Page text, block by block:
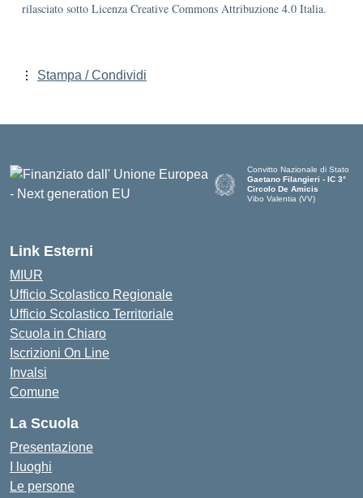
rilasciato sotto Licenza Creative Commons Attribuzione 4.0 Italia.
Stampa / Condividi
Convitto Nazionale di Stato
Gaetano Filangieri - IC 3°
Circolo De Amicis
Vibo Valentia (VV)
Link Esterni
MIUR
Ufficio Scolastico Regionale
Ufficio Scolastico Territoriale
Scuola in Chiaro
Iscrizioni On Line
Invalsi
Comune
La Scuola
Presentazione
I luoghi
Le persone